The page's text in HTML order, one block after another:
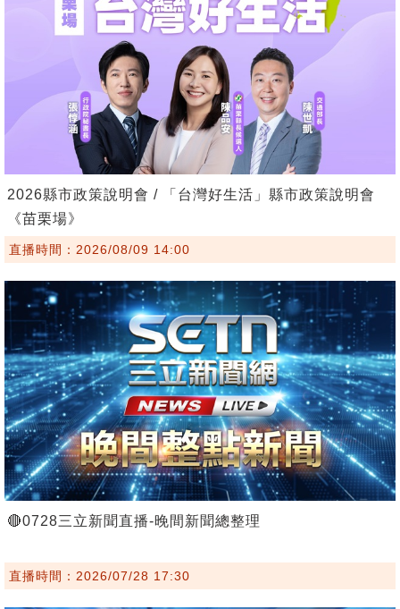
2026縣市政策說明會 / 「台灣好生活」縣市政策說明會
《苗栗場》
直播時間：2026/08/09 14:00
🔴0728三立新聞直播-晚間新聞總整理
直播時間：2026/07/28 17:30